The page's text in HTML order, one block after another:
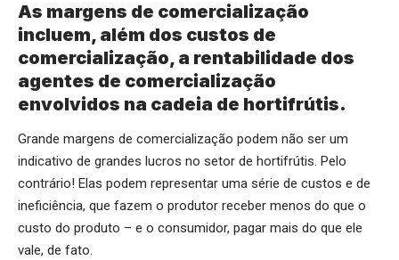
As margens de comercialização
incluem, além dos custos de
comercialização, a rentabilidade dos
agentes de comercialização
envolvidos na cadeia de hortifrútis.
Grande margens de comercialização podem não ser um
indicativo de grandes lucros no setor de hortifrútis. Pelo
contrário! Elas podem representar uma série de custos e de
ineficiência, que fazem o produtor receber menos do que o
custo do produto – e o consumidor, pagar mais do que ele
vale, de fato.